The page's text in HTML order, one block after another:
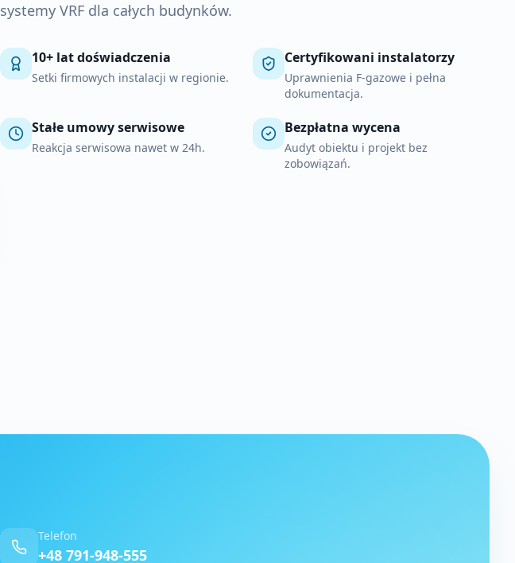
systemy VRF dla całych budynków.
10+ lat doświadczenia
Setki firmowych instalacji w regionie.
Certyfikowani instalatorzy
Uprawnienia F-gazowe i pełna
dokumentacja.
Stałe umowy serwisowe
Reakcja serwisowa nawet w 24h.
Bezpłatna wycena
Audyt obiektu i projekt bez
zobowiązań.
Telefon
+48 791-948-555